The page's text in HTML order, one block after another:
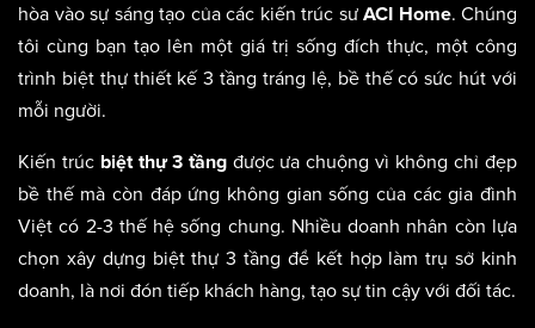
hòa vào sự sáng tạo của các kiến trúc sư ACI Home. Chúng
tôi cùng bạn tạo lên một giá trị sống đích thực, một công
trình biệt thự thiết kế 3 tầng tráng lệ, bề thế có sức hút với
mỗi người.
Kiến trúc biệt thự 3 tầngđược ưa chuộng vì không chỉ đẹp
bề thế mà còn đáp ứng không gian sống của các gia đình
Việt có 2-3 thế hệ sống chung. Nhiều doanh nhân còn lựa
chọn xây dựng biệt thự 3 tầng để kết hợp làm trụ sở kinh
doanh, là nơi đón tiếp khách hàng, tạo sự tin cậy với đối tác.